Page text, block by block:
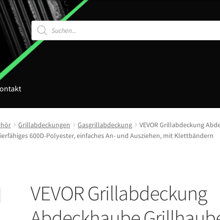
Products
search
Grillabdeckungen Gasgrillabdeckung
VEVOR Grillabdeckung
600D-Polyester, einfaches An- und Ausziehen, mit Klettbändern
VEVOR Grillabdeckung